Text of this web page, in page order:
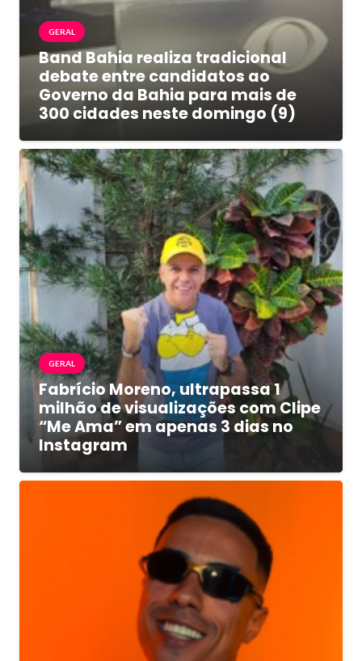
GERAL
Band Bahia realiza tradicional
debate entre candidatos ao
Governo da Bahia para mais de
300 cidades neste domingo (9)
GERAL
Fabrício Moreno, ultrapassa 1
milhão de visualizações com Clipe
“Me Ama” em apenas 3 dias no
Instagram